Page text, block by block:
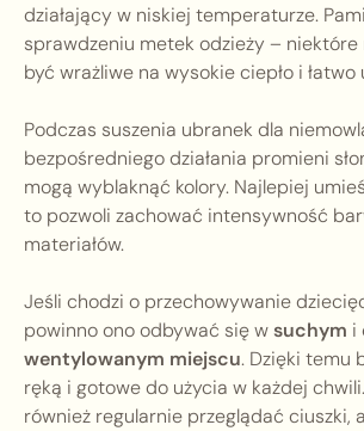
działający w niskiej temperaturze.
sprawdzeniu metek odzieży – niektóre
być wrażliwe na wysokie ciepło i łatwo
Podczas suszenia ubranek dla
bezpośredniego działania promieni
mogą wyblaknąć kolory. Najlepiej
to pozwoli zachować intensywność
materiałów.
Jeśli chodzi o przechowywanie
powinno ono odbywać się wsuchym i
wentylowanym miejscu. Dzięki temu
ręką i gotowe do użycia w każdej
również regularnie przeglądać ciuszki,